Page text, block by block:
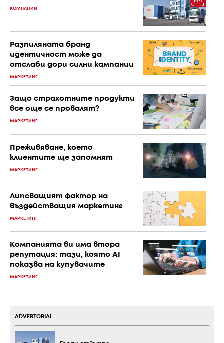
КОМПАНИИ
Разпиляната бранд
идентичност може да
отслаби дори силни кампании
МАРКЕТИНГ
Защо страхотните продукти
все още се провалят?
МАРКЕТИНГ
Преживяване, което
клиентите ще запомнят
МАРКЕТИНГ
Липсващият фактор на
въздействащия маркетинг
МАРКЕТИНГ
Компанията ви има втора
репутация: тази, която AI
показва на купувачите
МАРКЕТИНГ
ADVERTORIAL